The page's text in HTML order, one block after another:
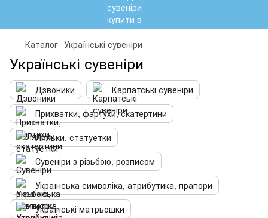
Каталог Українські сувеніри
Українські сувеніри
Дзвоники
Карпатські сувеніри
Прихватки, фартухи, скатертини
Ляльки, статуетки
Сувеніри з різьбою, розписом
Українська символіка, атрибутика, прапори
Українські матрьошки